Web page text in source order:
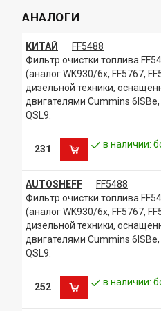
АНАЛОГИ
КИТАЙ
FF5488
Фильтр очистки топлива
(аналог WK930/6x, FF5767,
дизельной техники,
двигателями Cummins 6ISBe,
QSL9.
231 в наличии:
AUTOSHEFF
FF5488
Фильтр очистки топлива
(аналог WK930/6x, FF5767,
дизельной техники,
двигателями Cummins 6ISBe,
QSL9.
252 в наличии: